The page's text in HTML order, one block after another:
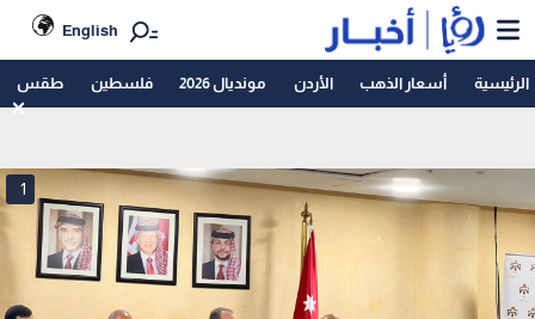
English
الرئيسية أسعار الذهب الأردن مونديال 2026 فلسطين طقس
1